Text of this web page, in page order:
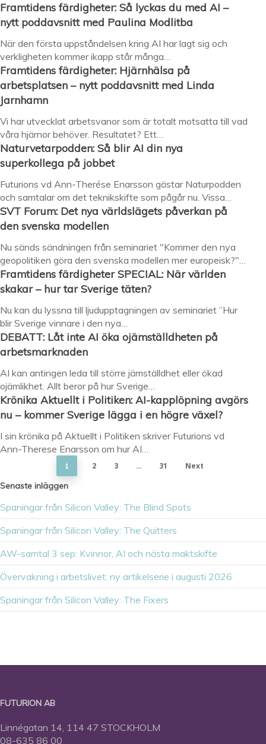
Framtidens färdigheter: Så lyckas du med AI –
nytt poddavsnitt med Paulina Modlitba
När den första uppståndelsen kring AI har lagt sig och
verkligheten kommer ikapp står många…
Framtidens färdigheter: Hjärnhälsa på
arbetsplatsen – nytt poddavsnitt med Linda
Jarnhamn
Vi har utvecklat arbetsvanor som är totalt motsatta till vad
våra hjärnor behöver. Resultatet? Ett…
Naturvetarpodden: Så blir AI din nya
superkollega på jobbet
Futurions vd Ann-Therése Enarsson gästar Naturpodden
och samtalar om det teknikskifte som pågår nu. Vissa…
SVT Forum: Det nya världslägets påverkan på
den svenska modellen
Nu sänds sändningen från seminariet "Kommer den nya
geopolitiken göra den svenska modellen mer europeisk?"…
Framtidens färdigheter SPECIAL: När världen
skakar – hur tar Sverige täten?
Nu kan du lyssna till ljudupptagningen av seminariet ”Hur
blir Sverige vinnare i den nya…
DEBATT: Låt inte AI öka ojämställdheten på
arbetsmarknaden
AI kan antingen leda till större jämställdhet eller ökad
ojämlikhet. Allt beror på hur Sverige…
Krönika Aktuellt i Politiken: AI-kapplöpning avgörs
nu – kommer Sverige lägga i en högre växel?
I sin krönika på Aktuellt i Politiken skriver Futurions vd
Ann-Therese Enarsson om hur AI…
1 2 3 … 31 Next
Senaste inläggen
Spaningar från Silicon Valley: The Blind Spots
Spaningar från Silicon Valley: The Quitters
AW-samtal 3 sep: Kvinnor, AI och nästa maktskifte
Övervakning i arbetslivet: ny artikelserie i augusti 2026
Spaningar från Silicon Valley: The Fixers
FUTURION AB
Linnégatan 14, 114 47 STOCKHOLM
08-635 86 00